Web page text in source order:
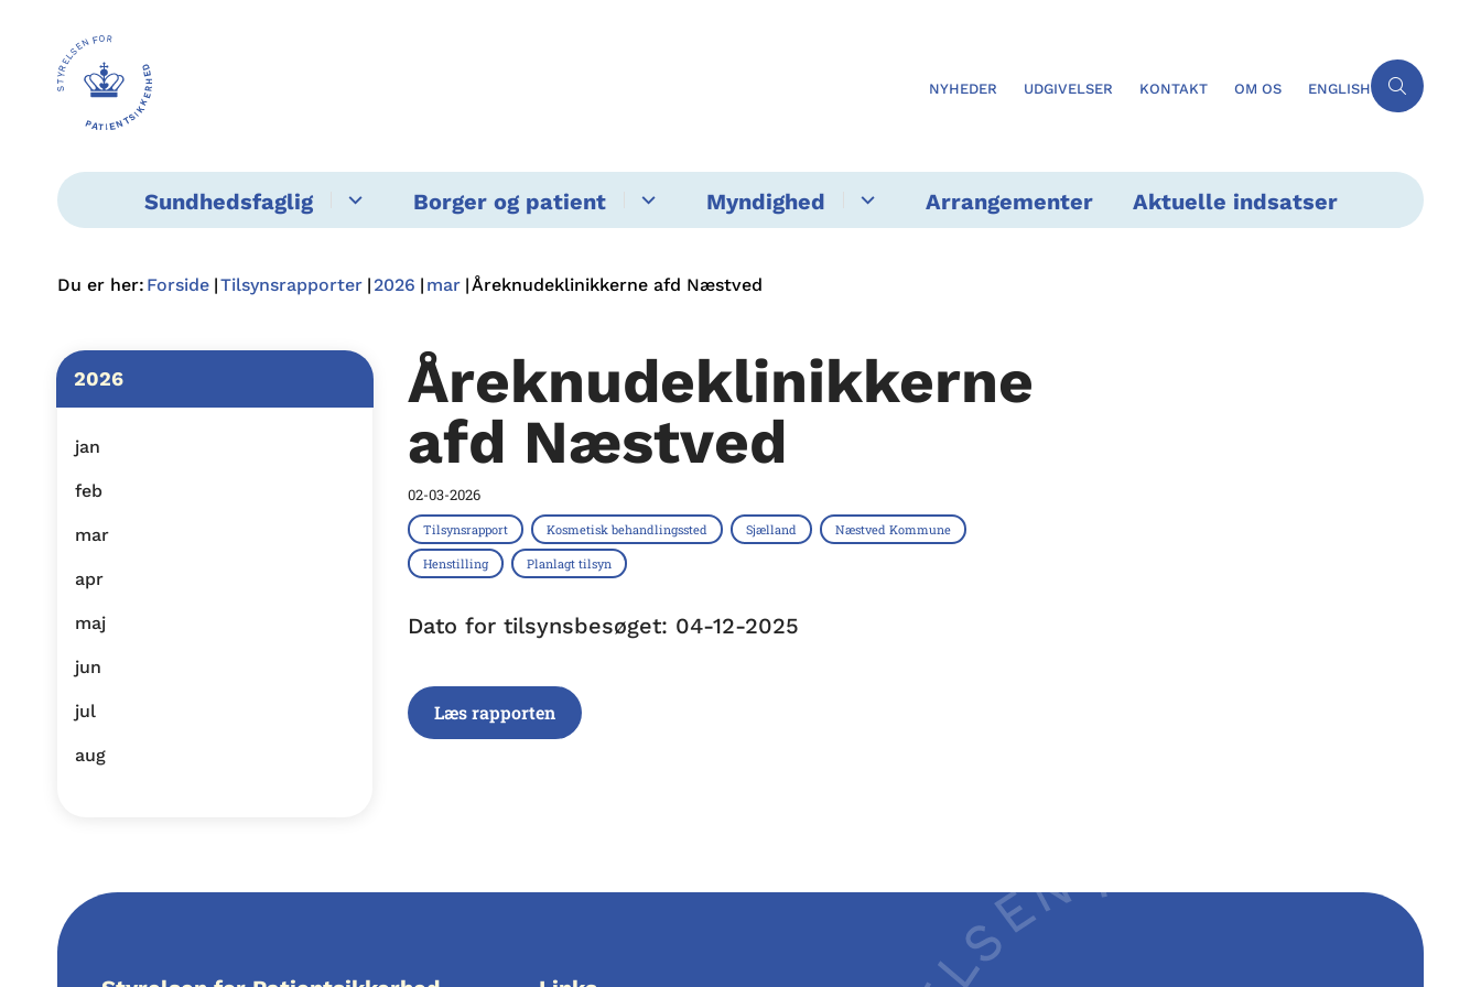
NYHEDER UDGIVELSER KONTAKT OM OS ENGLISH
Sundhedsfaglig Borger og patient Myndighed Arrangementer Aktuelle indsatser
Du er her: Forside Tilsynsrapporter 2026 mar Åreknudeklinikkerne afd Næstved
2026
jan
feb
mar
apr
maj
jun
jul
aug
Åreknudeklinikkerne
afd Næstved
02-03-2026
Tilsynsrapport Kosmetisk behandlingssted Sjælland Næstved Kommune
Henstilling Planlagt tilsyn
Dato for tilsynsbesøget: 04-12-2025
Læs rapporten